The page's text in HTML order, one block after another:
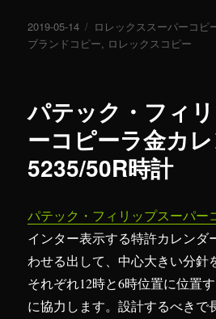
投
稿
2019-05-14
カ
テ
ロレックススーパーコピ
ブランドコピー, ロレックスコピー
パテック・フィ
ーコピーラ金カ
5235/50R時計
パテック・フィリップスーパー
インター表示する特許カレンダ
わせる出して、中心大きい分針
それぞれ12時と6時位置に位置
に協力します。設計するべきで